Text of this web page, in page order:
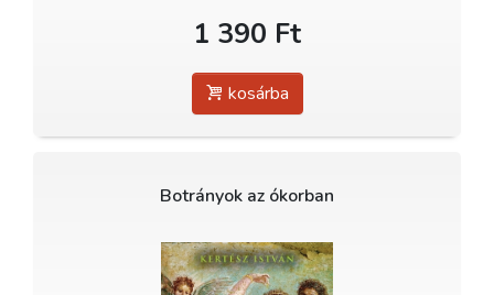
1 390 Ft
kosárba
Botrányok az ókorban